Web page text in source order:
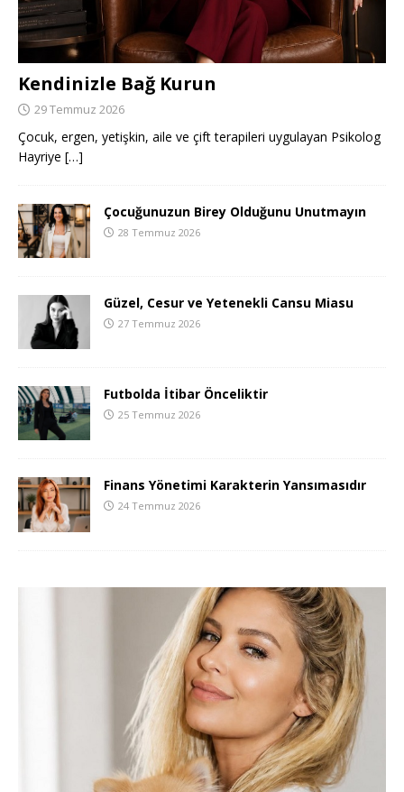
Kendinizle Bağ Kurun
29 Temmuz 2026
Çocuk, ergen, yetişkin, aile ve çift terapileri uygulayan Psikolog
Hayriye […]
Çocuğunuzun Birey Olduğunu Unutmayın
28 Temmuz 2026
Güzel, Cesur ve Yetenekli Cansu Miasu
27 Temmuz 2026
Futbolda İtibar Önceliktir
25 Temmuz 2026
Finans Yönetimi Karakterin Yansımasıdır
24 Temmuz 2026